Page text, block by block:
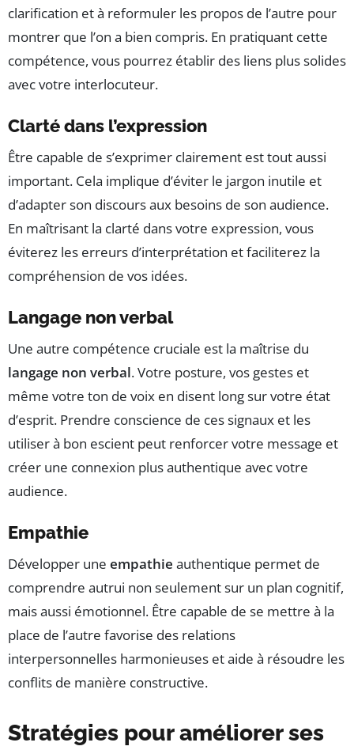
clarification et à reformuler les propos de l’autre pour
montrer que l’on a bien compris. En pratiquant cette
compétence, vous pourrez établir des liens plus solides
avec votre interlocuteur.
Clarté dans l’expression
Être capable de s’exprimer clairement est tout aussi
important. Cela implique d’éviter le jargon inutile et
d’adapter son discours aux besoins de son audience.
En maîtrisant la clarté dans votre expression, vous
éviterez les erreurs d’interprétation et faciliterez la
compréhension de vos idées.
Langage non verbal
Une autre compétence cruciale est la maîtrise du
langage non verbal. Votre posture, vos gestes et
même votre ton de voix en disent long sur votre état
d’esprit. Prendre conscience de ces signaux et les
utiliser à bon escient peut renforcer votre message et
créer une connexion plus authentique avec votre
audience.
Empathie
Développer une empathie authentique permet de
comprendre autrui non seulement sur un plan cognitif,
mais aussi émotionnel. Être capable de se mettre à la
place de l’autre favorise des relations
interpersonnelles harmonieuses et aide à résoudre les
conflits de manière constructive.
Stratégies pour améliorer ses